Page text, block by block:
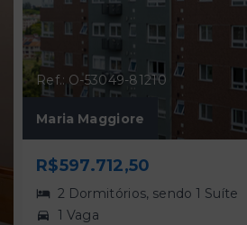
Ref.: O-53049-81210
Maria Maggiore
R$597.712,50
2 Dormitórios, sendo 1 Suíte
1 Vaga